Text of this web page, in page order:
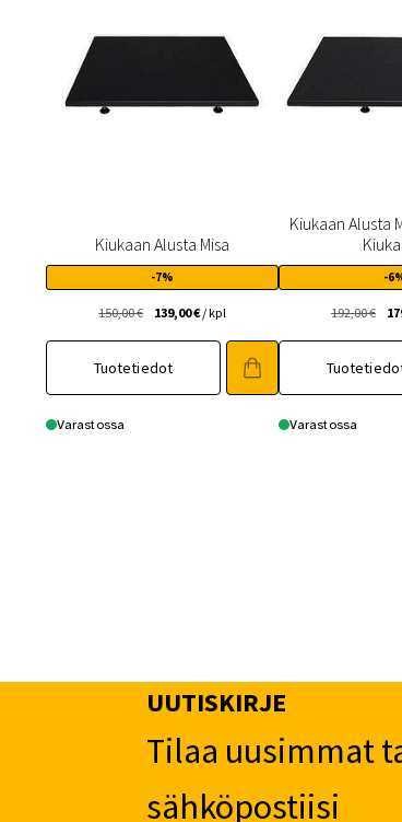
Kiukaan Alusta Misa
-7%
150,00€ Alkuperäinen
150,00 €.
139,00€Nykyinen
139,00 €.
/ kpl
Tuotetiedot
Varastossa
Kiukaan Alusta
-
192,00€
Varastossa
UUTISKIRJE
Tilaa uusimmat
sähköpostiisi